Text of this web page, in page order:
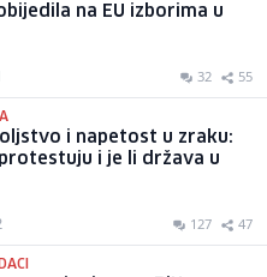
na EU izborima u
32 55
i napetost u zraku:
i je li država u
127 47